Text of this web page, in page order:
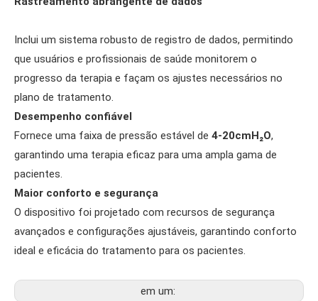
Inclui um sistema robusto de registro de dados, permitindo
que usuários e profissionais de saúde monitorem o
progresso da terapia e façam os ajustes necessários no
plano de tratamento.
Desempenho confiável
Fornece uma faixa de pressão estável de 4-20cmH₂O,
garantindo uma terapia eficaz para uma ampla gama de
pacientes.
Maior conforto e segurança
O dispositivo foi projetado com recursos de segurança
avançados e configurações ajustáveis, garantindo conforto
ideal e eficácia do tratamento para os pacientes.
em um: